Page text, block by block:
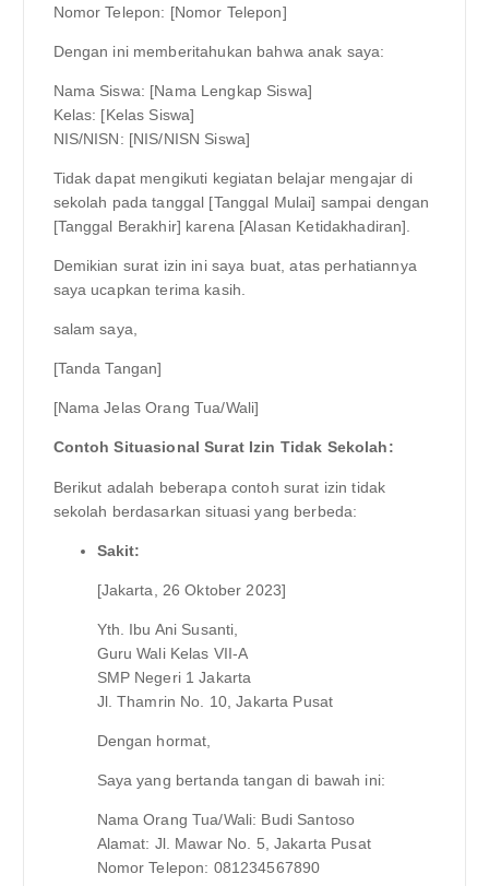
Nomor Telepon: [Nomor Telepon]
Dengan ini memberitahukan bahwa anak saya:
Nama Siswa: [Nama Lengkap Siswa]
Kelas: [Kelas Siswa]
NIS/NISN: [NIS/NISN Siswa]
Tidak dapat mengikuti kegiatan belajar mengajar di
sekolah pada tanggal [Tanggal Mulai] sampai dengan
[Tanggal Berakhir] karena [Alasan Ketidakhadiran].
Demikian surat izin ini saya buat, atas perhatiannya
saya ucapkan terima kasih.
salam saya,
[Tanda Tangan]
[Nama Jelas Orang Tua/Wali]
Contoh Situasional Surat Izin Tidak Sekolah:
Berikut adalah beberapa contoh surat izin tidak
sekolah berdasarkan situasi yang berbeda:
Sakit:
[Jakarta, 26 Oktober 2023]
Yth. Ibu Ani Susanti,
Guru Wali Kelas VII-A
SMP Negeri 1 Jakarta
Jl. Thamrin No. 10, Jakarta Pusat
Dengan hormat,
Saya yang bertanda tangan di bawah ini:
Nama Orang Tua/Wali: Budi Santoso
Alamat: Jl. Mawar No. 5, Jakarta Pusat
Nomor Telepon: 081234567890